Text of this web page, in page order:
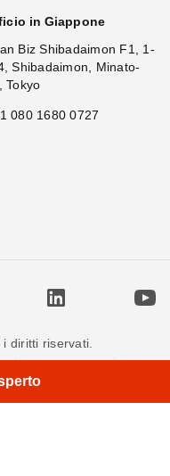
in Giappone
Biz Shibadaimon F1, 1-
Shibadaimon, Minato-
Tokyo
080 1680 0727
diritti riservati.